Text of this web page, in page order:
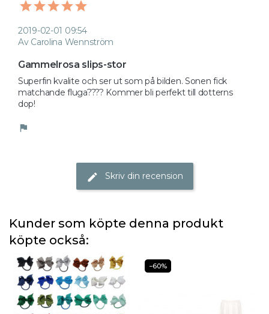
2019-02-01 09:54
Av Carolina Wennström
Gammelrosa slips-stor
Superfin kvalite och ser ut som på bilden. Sonen fick
matchande fluga???? Kommer bli perfekt till dotterns
dop!
flag
edit Skriv din recension
Kunder som köpte denna produkt
köpte också:
−60%